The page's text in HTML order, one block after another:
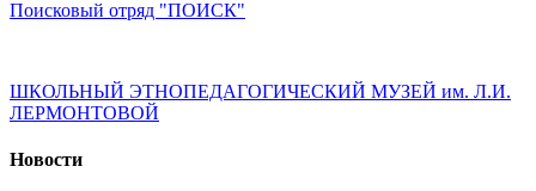
Поисковый отряд "ПОИСК"
ШКОЛЬНЫЙ ЭТНОПЕДАГОГИЧЕСКИЙ МУЗЕЙ им. Л.И.
ЛЕРМОНТОВОЙ
Новости